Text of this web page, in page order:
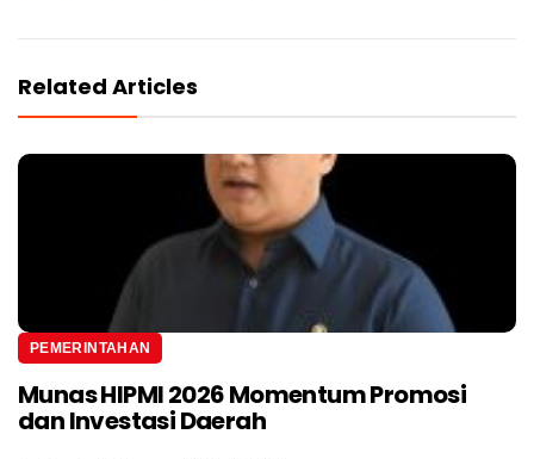
Related Articles
PEMERINTAHAN
Munas HIPMI 2026 Momentum Promosi
dan Investasi Daerah